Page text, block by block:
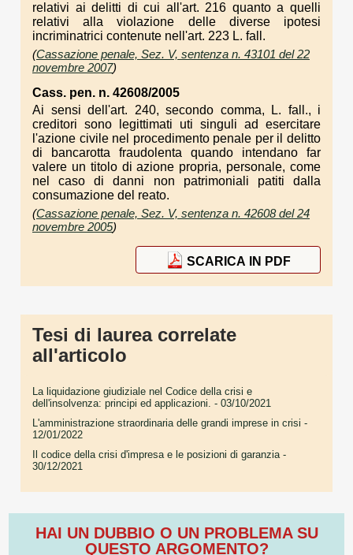
relativi ai delitti di cui all'art. 216 quanto a quelli
relativi alla violazione delle diverse ipotesi
incriminatrici contenute nell'art. 223 L. fall.
(Cassazione penale, Sez. V, sentenza n. 43101 del 22
novembre 2007)
Cass. pen. n. 42608/2005
Ai sensi dell'art. 240, secondo comma, L. fall., i
creditori sono legittimati uti singuli ad esercitare
l'azione civile nel procedimento penale per il delitto
di bancarotta fraudolenta quando intendano far
valere un titolo di azione propria, personale, come
nel caso di danni non patrimoniali patiti dalla
consumazione del reato.
(Cassazione penale, Sez. V, sentenza n. 42608 del 24
novembre 2005)
SCARICA IN PDF
Tesi di laurea correlate
all'articolo
La liquidazione giudiziale nel Codice della crisi e
dell'insolvenza: principi ed applicazioni. - 03/10/2021
L'amministrazione straordinaria delle grandi imprese in crisi -
12/01/2022
Il codice della crisi d'impresa e le posizioni di garanzia-
30/12/2021
HAI UN DUBBIO O UN PROBLEMA SU
QUESTO ARGOMENTO?